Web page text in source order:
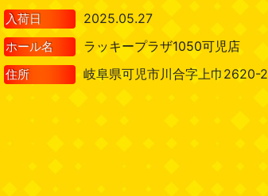
入荷日 2025.05.27
ホール名 ラッキープラザ1050可児店
住所 岐阜県可児市川合字上巾2620-2